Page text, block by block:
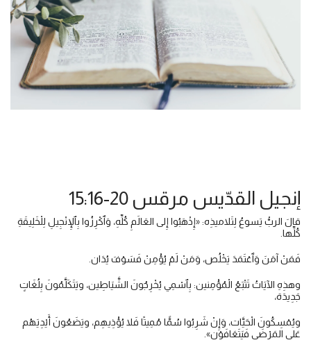
إنجيل القدّيس مرقس 20-15:16
قالَ الربُّ يَسوعُ لِتَلاميذِه: «إِذْهَبُوا إِلى العَالَمِ كُلِّهِ، وَٱكْرِزُوا بِٱلإِنْجِيلِ لِلْخَلِيقَةِ
كُلِّها.
فَمَنْ آمَنَ وَٱعْتَمَدَ يَخْلُص، وَمَنْ لَمْ يُؤْمِنْ فَسَوْفَ يُدَان.
وهذِهِ الآيَاتُ تَتْبَعُ الْمُؤْمِنين: بِٱسْمِي يُخْرِجُونَ الشَّيَاطِين، ويَتَكَلَّمُونَ بِلُغَاتٍ
جَدِيدَة،
ويُمْسِكُونَ الْحَيَّات، وَإِنْ شَرِبُوا سُمًّا مُمِيتًا فَلا يُؤْذِيهِم، ويَضَعُونَ أَيْدِيَهُم
عَلى المَرْضَى فَيَتَعَافَوْن».